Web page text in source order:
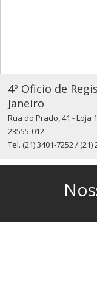
4º Oficio de
Janeiro
Rua do Prado, 41 - Loja
23555-012
Tel. (21) 3401-7252 / (21)